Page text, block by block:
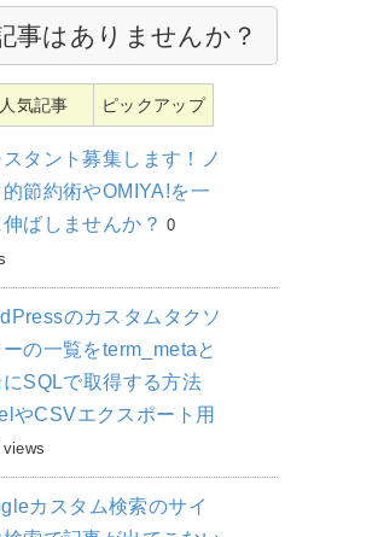
事はありませんか？
人気記事 ピックアップ
タント募集します！ノ
的節約術やOMIYA!を一
ばしませんか？ 0
のカスタムタクソ
ーの一覧をterm_metaと
SQLで取得する方法
やCSVエクスポート用
カスタム検索のサイ